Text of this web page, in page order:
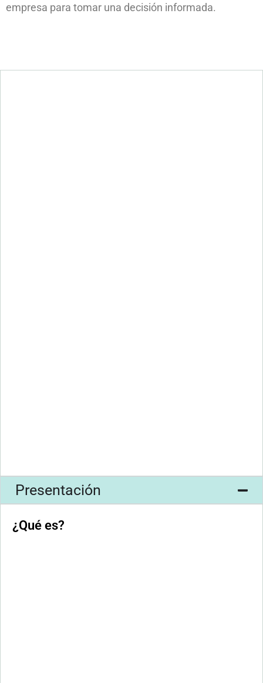
empresa para tomar una decisión informada.
Presentación
¿Qué es?